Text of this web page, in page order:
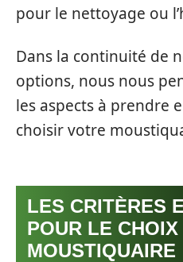
pour le nettoyage ou
Dans la continuité de
options, nous nous
les aspects à prendre
choisir votre
LES CRITÈRES
POUR LE
MOUSTIQUAIRE